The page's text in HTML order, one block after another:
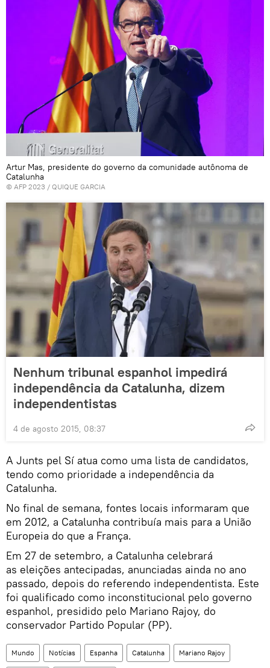
Artur Mas, presidente do governo da comunidade autônoma de
Catalunha
© AFP 2023 / QUIQUE GARCIA
Nenhum tribunal espanhol impedirá
independência da Catalunha, dizem
independentistas
4 de agosto 2015, 08:37
A Junts pel Sí atua como uma lista de candidatos,
tendo como prioridade a independência da
Catalunha.
No final de semana, fontes locais informaram que
em 2012, a Catalunha contribuía mais para a União
Europeia do que a França.
Em 27 de setembro, a Catalunha celebrará
as eleições antecipadas, anunciadas ainda no ano
passado, depois do referendo independentista. Este
foi qualificado como inconstitucional pelo governo
espanhol, presidido pelo Mariano Rajoy, do
conservador Partido Popular (PP).
Mundo Notícias Espanha Catalunha Mariano Rajoy